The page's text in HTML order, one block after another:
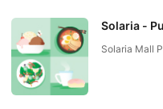
Solaria -
Solaria Mall